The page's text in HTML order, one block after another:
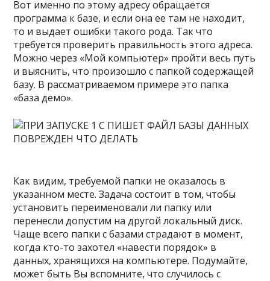
Вот именно по этому адресу обращается
программа к базе, и если она ее там не находит,
то и выдает ошибки такого рода. Так что
требуется проверить правильность этого адреса.
Можно через «Мой компьютер» пройти весь путь
и выяснить, что произошло с папкой содержащей
базу. В рассматриваемом примере это папка
«база демо».
Как видим, требуемой папки не оказалось в
указанном месте. Задача состоит в том, чтобы
установить переименовали ли папку или
перенесли допустим на другой локальный диск.
Чаще всего папки с базами страдают в момент,
когда кто-то захотел «навести порядок» в
данных, хранящихся на компьютере. Подумайте,
может быть Вы вспомните, что случилось с